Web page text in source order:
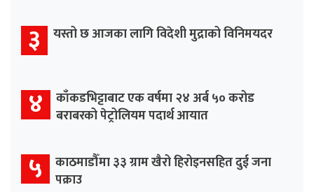
३ यस्तो छ आजका लागि विदेशी मुद्राको विनिमयदर
४
काँकडभिट्टाबाट एक वर्षमा २४ अर्ब ५० करोड
बराबरको पेट्रोलियम पदार्थ आयात
५
काठमाडौँमा ३३ ग्राम खैरो हिरोइनसहित दुई जना
पक्राउ